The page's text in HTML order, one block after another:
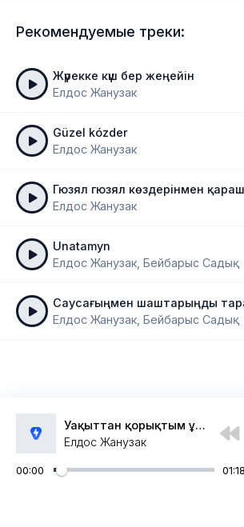
Рекомендуемые треки:
Жүрекке күш бер жеңейін
Елдос Жанузак
Güzel kózder
Елдос Жанузак
Елдос Жанузак
Unatamyn
Елдос Жанузак, Бейбарыс Садық
Елдос Жанузак, Бейбарыс Садық
Уақыттан қорықтым ұрлайма деп
Елдос Жанузак
00:00 01:18